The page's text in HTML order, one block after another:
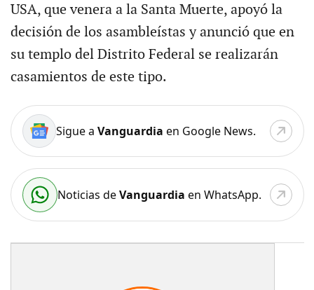
USA, que venera a la Santa Muerte, apoyó la
decisión de los asambleístas y anunció que en
su templo del Distrito Federal se realizarán
casamientos de este tipo.
Sigue a Vanguardia en Google News.
Noticias deVanguardia en WhatsApp.